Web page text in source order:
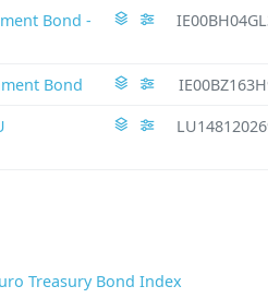
Bond -
Bond
Treasury Bond Index